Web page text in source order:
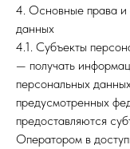
4. Основные права и
данных
4.1. Субъекты
— получать
персональных
предусмотренных
предоставляются
Оператором в